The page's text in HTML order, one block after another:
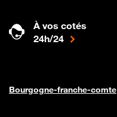
À vos cotés
24h/24
Boutique Orange
Internet fibre
Bourgogne-franche-comte